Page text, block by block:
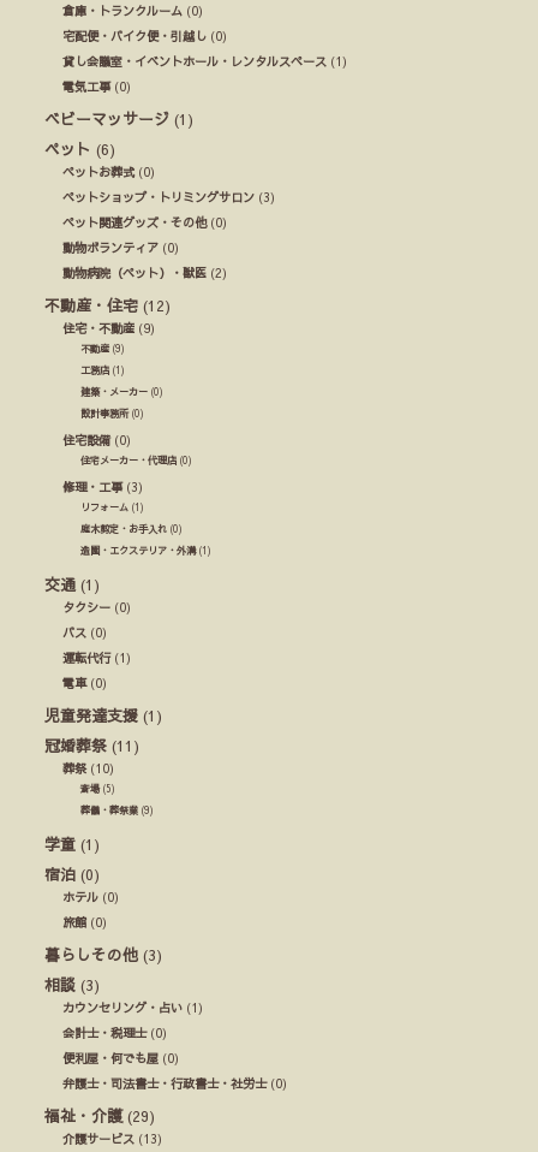
倉庫・トランクルーム (0)
宅配便・バイク便・引越し (0)
貸し会議室・イベントホール・レンタルスペース (1)
電気工事(0)
ベビーマッサージ (1)
ペット (6)
ペットお葬式(0)
ペットショップ・トリミングサロン (3)
ペット関連グッズ・その他(0)
動物ボランティア (0)
動物病院（ペット）・獣医 (2)
不動産・住宅 (12)
住宅・不動産 (9)
不動産 (9)
工務店 (1)
建築・メーカー (0)
設計事務所(0)
住宅設備(0)
住宅メーカー・代理店 (0)
修理・工事(3)
リフォーム (1)
庭木剪定・お手入れ (0)
造園・エクステリア・外溝(1)
交通 (1)
タクシー (0)
バス (0)
運転代行(1)
電車(0)
児童発達支援 (1)
冠婚葬祭 (11)
葬祭(10)
斎場(5)
葬儀・葬祭業 (9)
学童 (1)
宿泊 (0)
ホテル (0)
旅館 (0)
暮らしその他 (3)
相談 (3)
カウンセリング・占い (1)
会計士・税理士(0)
便利屋・何でも屋 (0)
弁護士・司法書士・行政書士・社労士(0)
福祉・介護(29)
介護サービス (13)